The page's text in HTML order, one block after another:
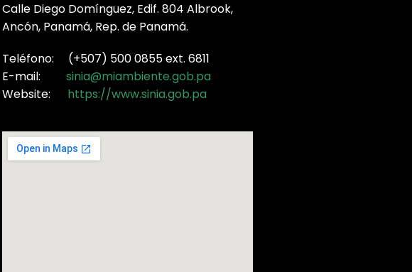
Calle Diego Domínguez, Edif. 804 Albrook,
Ancón, Panamá, Rep. de Panamá.
Teléfono: (+507) 500 0855 ext. 6811
E-mail: sinia@miambiente.gob.pa
Website: https://www.sinia.gob.pa